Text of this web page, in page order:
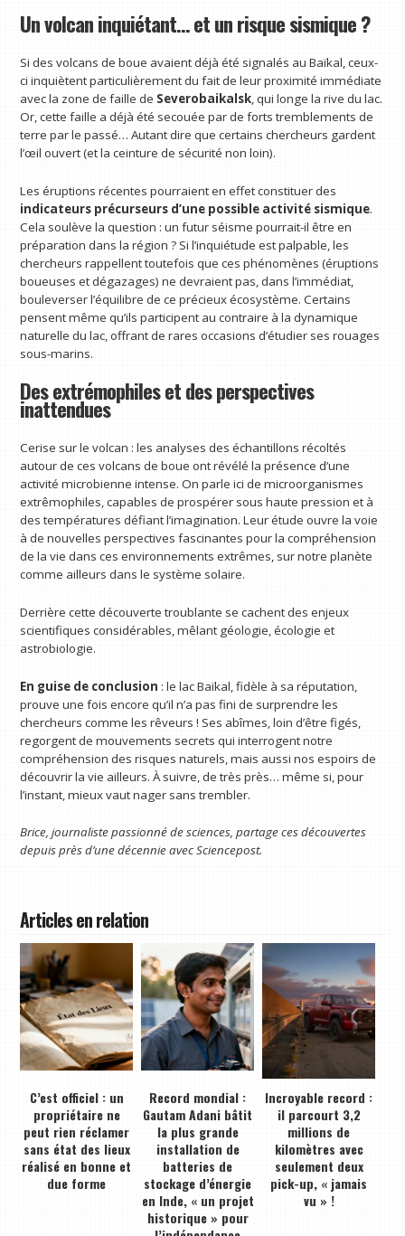
Un volcan inquiétant… et un risque sismique ?
Si des volcans de boue avaient déjà été signalés au Baïkal, ceux-
ci inquiètent particulièrement du fait de leur proximité immédiate
avec la zone de faille de Severobaikalsk, qui longe la rive du lac.
Or, cette faille a déjà été secouée par de forts tremblements de
terre par le passé… Autant dire que certains chercheurs gardent
l’œil ouvert (et la ceinture de sécurité non loin).
Les éruptions récentes pourraient en effet constituer des
indicateurs précurseurs d’une possible activité sismique.
Cela soulève la question : un futur séisme pourrait-il être en
préparation dans la région ? Si l’inquiétude est palpable, les
chercheurs rappellent toutefois que ces phénomènes (éruptions
boueuses et dégazages) ne devraient pas, dans l’immédiat,
bouleverser l’équilibre de ce précieux écosystème. Certains
pensent même qu’ils participent au contraire à la dynamique
naturelle du lac, offrant de rares occasions d’étudier ses rouages
sous-marins.
Des extrémophiles et des perspectives
inattendues
Cerise sur le volcan : les analyses des échantillons récoltés
autour de ces volcans de boue ont révélé la présence d’une
activité microbienne intense. On parle ici de microorganismes
extrêmophiles, capables de prospérer sous haute pression et à
des températures défiant l’imagination. Leur étude ouvre la voie
à de nouvelles perspectives fascinantes pour la compréhension
de la vie dans ces environnements extrêmes, sur notre planète
comme ailleurs dans le système solaire.
Derrière cette découverte troublante se cachent des enjeux
scientifiques considérables, mêlant géologie, écologie et
astrobiologie.
En guise de conclusion : le lac Baïkal, fidèle à sa réputation,
prouve une fois encore qu’il n’a pas fini de surprendre les
chercheurs comme les rêveurs ! Ses abîmes, loin d’être figés,
regorgent de mouvements secrets qui interrogent notre
compréhension des risques naturels, mais aussi nos espoirs de
découvrir la vie ailleurs. À suivre, de très près… même si, pour
l’instant, mieux vaut nager sans trembler.
Brice, journaliste passionné de sciences, partage ces découvertes
depuis près d’une décennie avec Sciencepost.
Articles en relation
C’est officiel : un
propriétaire ne
peut rien réclamer
sans état des lieux
réalisé en bonne et
due forme
Record mondial :
Gautam Adani bâtit
la plus grande
installation de
batteries de
stockage d’énergie
en Inde, « un projet
historique » pour
Incroyable record :
il parcourt 3,2
millions de
kilomètres avec
seulement deux
pick-up, « jamais
vu » !